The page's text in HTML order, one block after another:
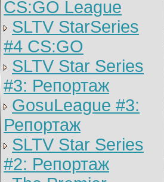
CS:GO League
SLTV StarSeries
#4 CS:GO
SLTV Star Series
#3: Репортаж
GosuLeague #3:
Репортаж
SLTV Star Series
#2: Репортаж